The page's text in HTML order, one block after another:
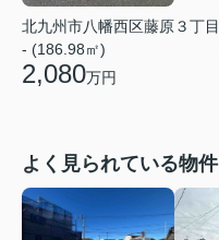
北九州市八幡西区藤原３丁目
- (186.98㎡)
2,080万円
よく見られている物件